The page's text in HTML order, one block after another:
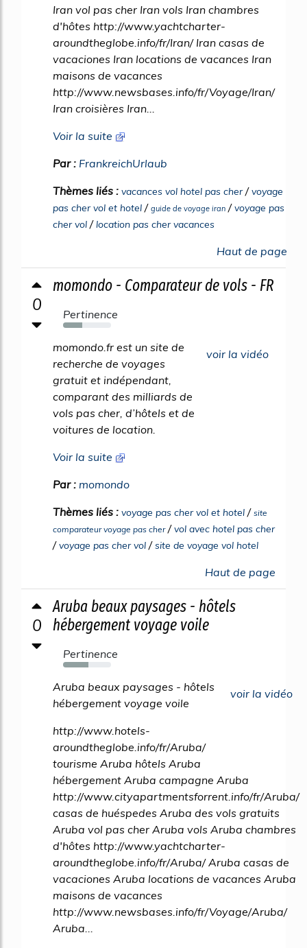
Iran vol pas cher Iran vols Iran chambres
d'hôtes http://www.yachtcharter-
aroundtheglobe.info/fr/Iran/ Iran casas de
vacaciones Iran locations de vacances Iran
maisons de vacances
http://www.newsbases.info/fr/Voyage/Iran/
Iran croisières Iran...
Voir la suite
Par : FrankreichUrlaub
Thèmes liés : vacances vol hotel pas cher/voyage
pas cher vol et hotel / guide de voyage iran /voyage pas
cher vol /location pas cher vacances
Haut de page
0
momondo - Comparateur de vols - FR
Pertinence
40%
voir la vidéo
momondo.fr est un site de
recherche de voyages
gratuit et indépendant,
comparant des milliards de
vols pas cher, d’hôtels et de
voitures de location.
Voir la suite
Par : momondo
Thèmes liés : voyage pas cher vol et hotel / site
comparateur voyage pas cher/vol avec hotel pas cher
/voyage pas cher vol /site de voyage vol hotel
Haut de page
0
Aruba beaux paysages - hôtels
hébergement voyage voile
Pertinence
53%
voir la vidéo
Aruba beaux paysages - hôtels
hébergement voyage voile
http://www.hotels-
aroundtheglobe.info/fr/Aruba/
tourisme Aruba hôtels Aruba
hébergement Aruba campagne Aruba
http://www.cityapartmentsforrent.info/fr/Aruba/
casas de huéspedes Aruba des vols gratuits
Aruba vol pas cher Aruba vols Aruba chambres
d'hôtes http://www.yachtcharter-
aroundtheglobe.info/fr/Aruba/ Aruba casas de
vacaciones Aruba locations de vacances Aruba
maisons de vacances
http://www.newsbases.info/fr/Voyage/Aruba/
Aruba...